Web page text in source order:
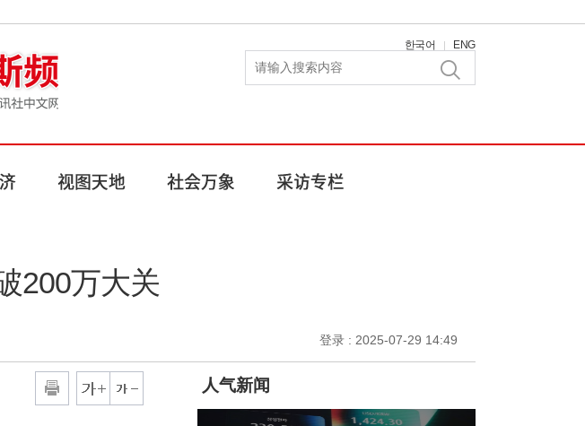
한국어 | ENG
200万大关
登录 : 2025-07-29 14:49
人气新闻